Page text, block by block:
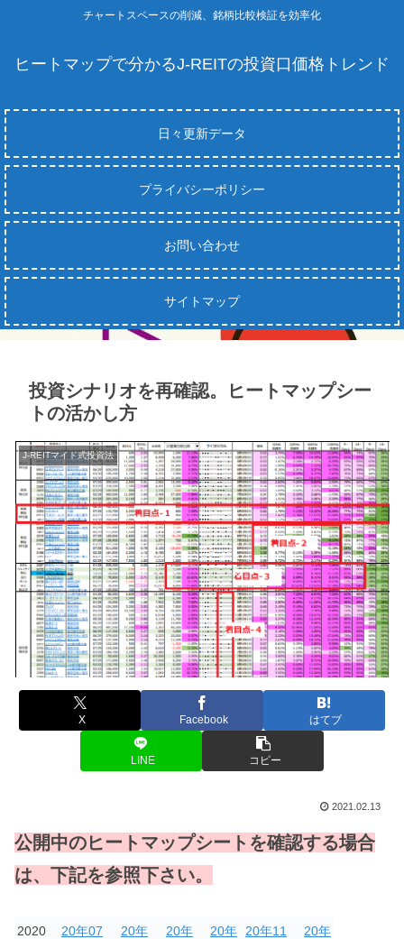
チャートスペースの削減、銘柄比較検証を効率化
ヒートマップで分かるJ-REITの投資口価格トレンド
日々更新データ
プライバシーポリシー
お問い合わせ
サイトマップ
投資シナリオを再確認。ヒートマップシー
トの活かし方
J-REITマイド式投資法
X Facebook はてブ
LINE コピー
2021.02.13
公開中のヒートマップシートを確認する場合
は、下記を参照下さい。
2020
20年07
20年
20年
20年
20年11
20年